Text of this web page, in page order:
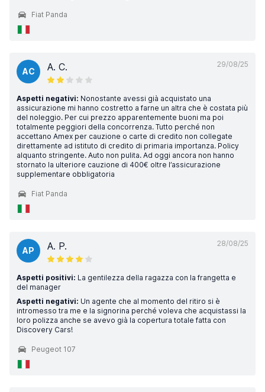
Fiat Panda
29/08/25
AC A. C.
Aspetti negativi: Nonostante avessi già acquistato una
assicurazione mi hanno costretto a farne un altra che è costata più
del noleggio. Per cui prezzo apparentemente buoni ma poi
totalmente peggiori della concorrenza. Tutto perché non
accettano Amex per cauzione o carte di credito non collegate
direttamente ad istituto di credito di primaria importanza. Policy
alquanto stringente. Auto non pulita. Ad oggi ancora non hanno
stornato la ulteriore cauzione di 400€ oltre l’assicurazione
supplementare obbligatoria
Fiat Panda
28/08/25
AP A. P.
Aspetti positivi: La gentilezza della ragazza con la frangetta e
del manager
Aspetti negativi: Un agente che al momento del ritiro si è
intromesso tra me e la signorina perché voleva che acquistassi la
loro polizza anche se avevo già la copertura totale fatta con
Discovery Cars!
Peugeot 107